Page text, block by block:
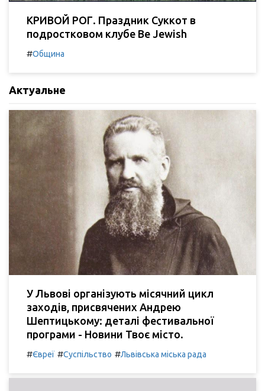
КРИВОЙ РОГ. Праздник Суккот в
подростковом клубе Be Jewish
#Община
Актуальне
У Львові організують місячний цикл
заходів, присвячених Андрею
Шептицькому: деталі фестивальної
програми - Новини Твоє місто.
#Євреї #Суспільство #Львівська міська рада